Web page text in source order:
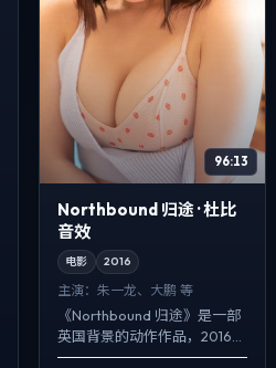
96:13
Northbound 归途 · 杜比
音效
电影 2016
主演： 朱一龙、大鹏 等
《Northbound 归途》是一部
英国背景的动作作品，2016年
公映，由新海诚执导，朱一